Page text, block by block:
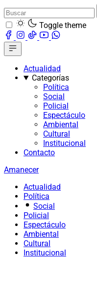
Toggle theme
Actualidad
Categorías
Política
Social
Policial
Espectáculo
Ambiental
Cultural
Institucional
Contacto
Amanecer
Actualidad
Política
Social
Policial
Espectáculo
Ambiental
Cultural
Institucional